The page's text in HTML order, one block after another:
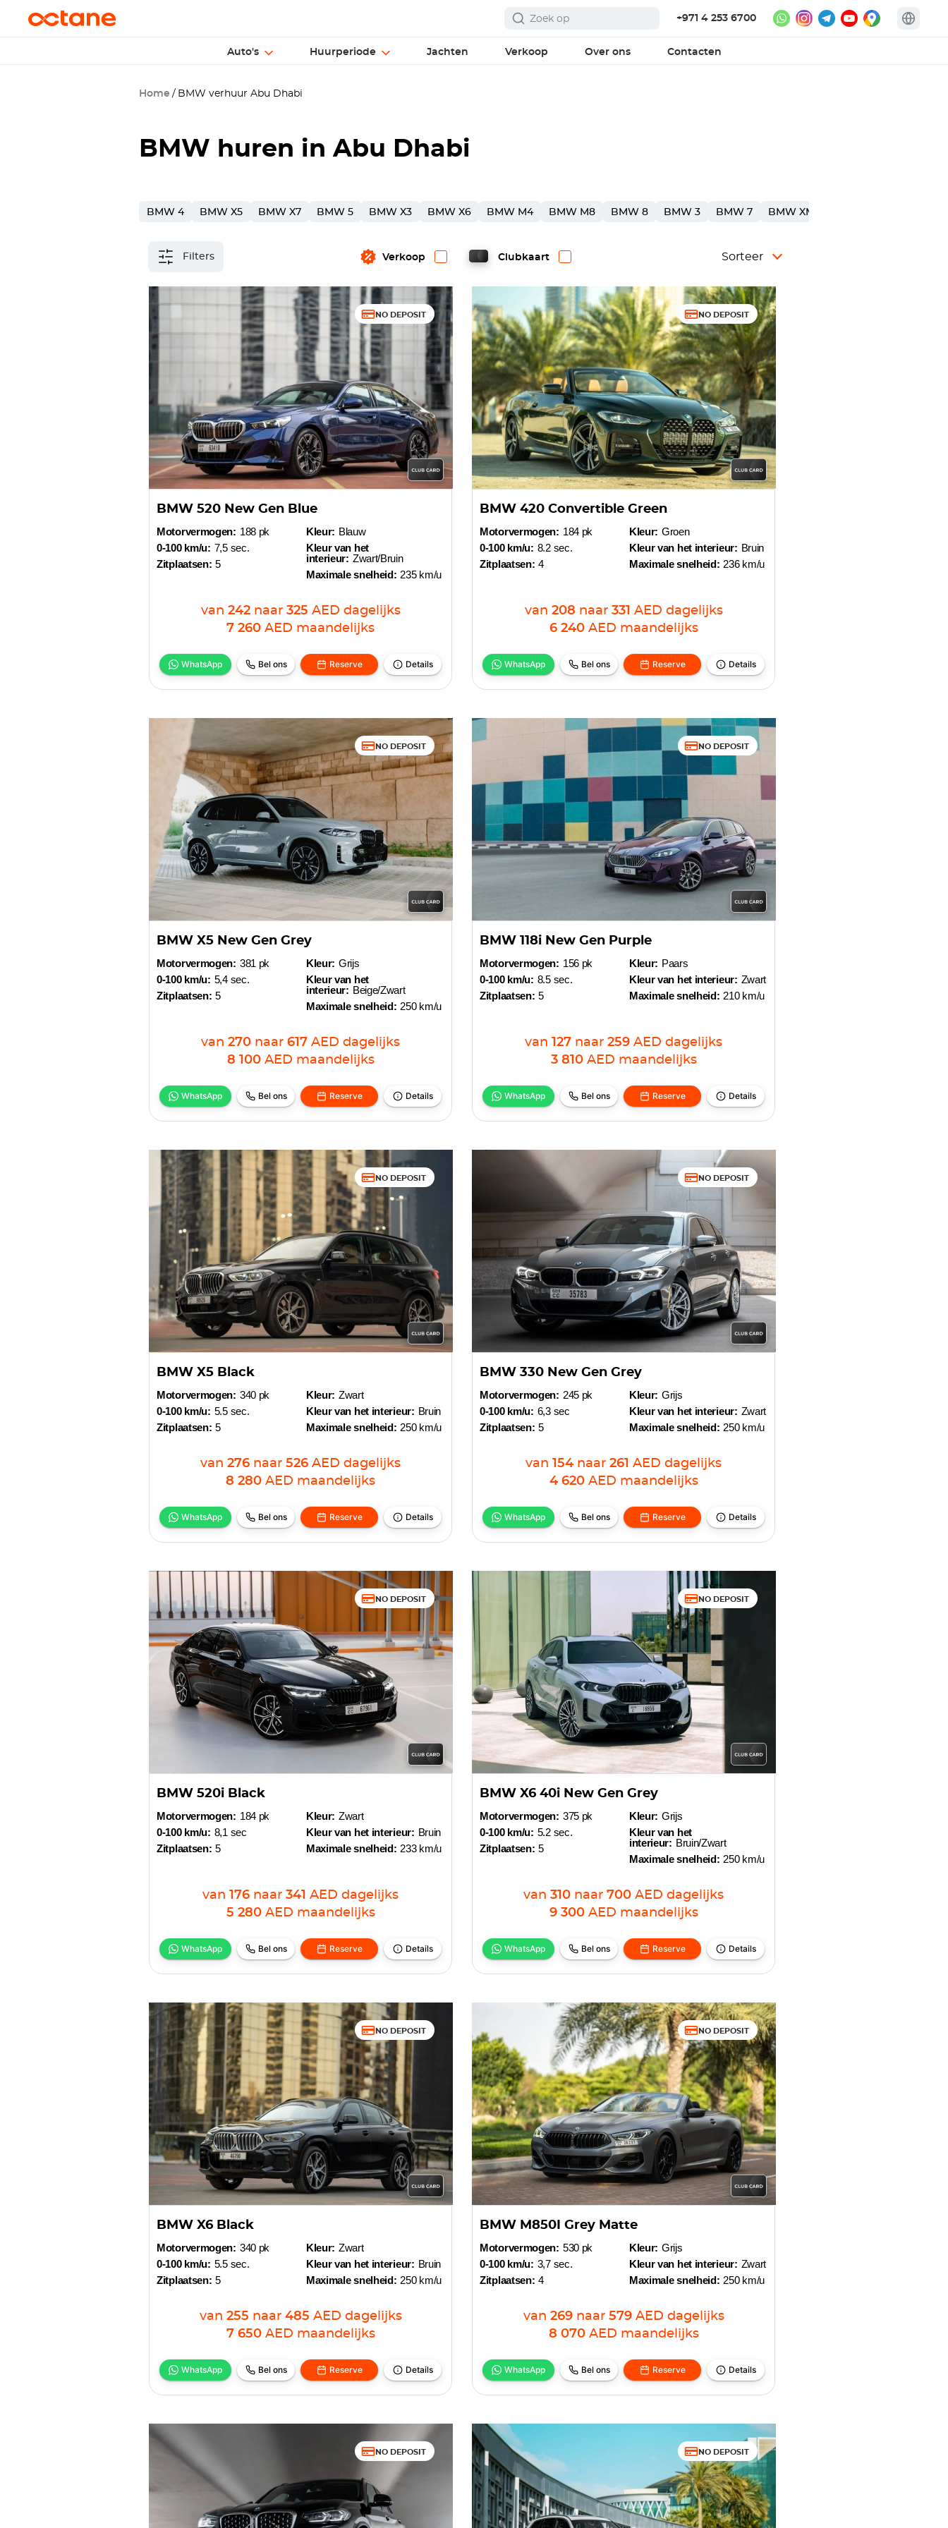
+971 4 253 6700
Auto's Huurperiode Jachten Verkoop Over ons Contacten
Home BMW verhuur Abu Dhabi
BMW huren in Abu Dhabi
BMW 4 BMW X5 BMW X7 BMW 5 BMW X3 BMW X6 BMW M4 BMW M8 BMW 8 BMW 3 BMW 7 BMW XM
Filters Verkoop Clubkaart Sorteer
NO DEPOSIT
BMW 520 New Gen Blue
Motorvermogen: 188 pk
0-100 km/u: 7,5 sec.
Zitplaatsen: 5
Kleur: Blauw
Kleur van het
interieur: Zwart/Bruin
Maximale snelheid: 235 km/u
van 242 naar 325 AED dagelijks
7 260 AED maandelijks
WhatsApp Bel ons Reserve Details
NO DEPOSIT
BMW 420 Convertible Green
Motorvermogen: 184 pk
0-100 km/u: 8.2 sec.
Zitplaatsen: 4
Kleur: Groen
Kleur van het interieur: Bruin
Maximale snelheid: 236 km/u
van 208 naar 331 AED dagelijks
6 240 AED maandelijks
WhatsApp Bel ons Reserve Details
NO DEPOSIT
BMW X5 New Gen Grey
Motorvermogen: 381 pk
0-100 km/u: 5,4 sec.
Zitplaatsen: 5
Kleur: Grijs
Kleur van het
interieur: Beige/Zwart
Maximale snelheid: 250 km/u
van 270 naar 617 AED dagelijks
8 100 AED maandelijks
WhatsApp Bel ons Reserve Details
NO DEPOSIT
BMW 118i New Gen Purple
Motorvermogen: 156 pk
0-100 km/u: 8.5 sec.
Zitplaatsen: 5
Kleur: Paars
Kleur van het interieur: Zwart
Maximale snelheid: 210 km/u
van 127 naar 259 AED dagelijks
3 810 AED maandelijks
WhatsApp Bel ons Reserve Details
NO DEPOSIT
BMW X5 Black
Motorvermogen: 340 pk
0-100 km/u: 5.5 sec.
Zitplaatsen: 5
Kleur: Zwart
Kleur van het interieur: Bruin
Maximale snelheid: 250 km/u
van 276 naar 526 AED dagelijks
8 280 AED maandelijks
WhatsApp Bel ons Reserve Details
NO DEPOSIT
BMW 330 New Gen Grey
Motorvermogen: 245 pk
0-100 km/u: 6,3 sec
Zitplaatsen: 5
Kleur: Grijs
Kleur van het interieur: Zwart
Maximale snelheid: 250 km/u
van 154 naar 261 AED dagelijks
4 620 AED maandelijks
WhatsApp Bel ons Reserve Details
NO DEPOSIT
BMW 520i Black
Motorvermogen: 184 pk
0-100 km/u: 8,1 sec
Zitplaatsen: 5
Kleur: Zwart
Kleur van het interieur: Bruin
Maximale snelheid: 233 km/u
van 176 naar 341 AED dagelijks
5 280 AED maandelijks
WhatsApp Bel ons Reserve Details
NO DEPOSIT
BMW X6 40i New Gen Grey
Motorvermogen: 375 pk
0-100 km/u: 5.2 sec.
Zitplaatsen: 5
Kleur: Grijs
Kleur van het
interieur: Bruin/Zwart
Maximale snelheid: 250 km/u
van 310 naar 700 AED dagelijks
9 300 AED maandelijks
WhatsApp Bel ons Reserve Details
NO DEPOSIT
BMW X6 Black
Motorvermogen: 340 pk
0-100 km/u: 5.5 sec.
Zitplaatsen: 5
Kleur: Zwart
Kleur van het interieur: Bruin
Maximale snelheid: 250 km/u
van 255 naar 485 AED dagelijks
7 650 AED maandelijks
WhatsApp Bel ons Reserve Details
NO DEPOSIT
BMW M850I Grey Matte
Motorvermogen: 530 pk
0-100 km/u: 3,7 sec.
Zitplaatsen: 4
Kleur: Grijs
Kleur van het interieur: Zwart
Maximale snelheid: 250 km/u
van 269 naar 579 AED dagelijks
8 070 AED maandelijks
WhatsApp Bel ons Reserve Details
NO DEPOSIT NO DEPOSIT